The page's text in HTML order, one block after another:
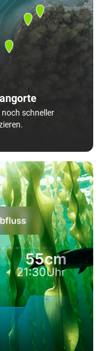
schneller